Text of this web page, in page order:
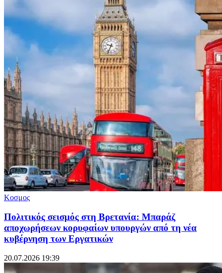
Κοσμος
Πολιτικός σεισμός στη Βρετανία: Μπαράζ
αποχωρήσεων κορυφαίων υπουργών από τη νέα
κυβέρνηση των Εργατικών
20.07.2026 19:39